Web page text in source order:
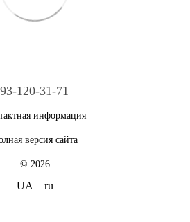
120-31-71
информация
версия сайта
© 2026
UA ru